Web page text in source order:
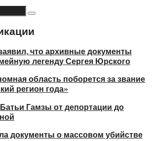
что архивные документы
легенду Сергея Юрского
область поборется за звание
регион года»
Гамзы от депортации до
документы о массовом убийстве